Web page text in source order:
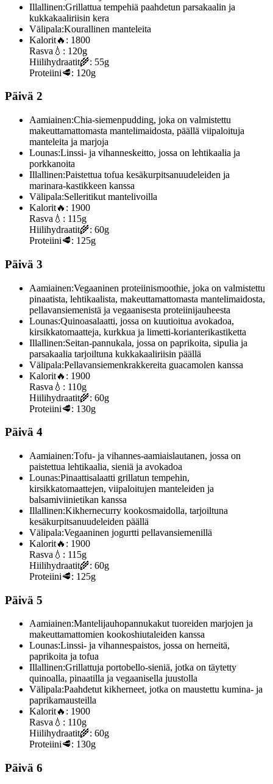
Illallinen:Grillattua tempehiä paahdetun parsakaalin ja
kukkakaaliriisin kera
Välipala:Kourallinen manteleita
Kalorit🔥: 1800
Rasva 💧: 120g
Hiilihydraatit🌾: 55g
Proteiini🥩: 120g
Päivä 2
Aamiainen:Chia-siemenpudding, joka on valmistettu
makeuttamattomasta mantelimaidosta, päällä viipaloituja
manteleita ja marjoja
Lounas:Linssi- ja vihanneskeitto, jossa on lehtikaalia ja
porkkanoita
Illallinen:Paistettua tofua kesäkurpitsanuudeleiden ja
marinara-kastikkeen kanssa
Välipala:Selleritikut mantelivoilla
Kalorit🔥: 1900
Rasva 💧: 115g
Hiilihydraatit🌾: 60g
Proteiini🥩: 125g
Päivä 3
Aamiainen:Vegaaninen proteiinismoothie, joka on valmistettu
pinaatista, lehtikaalista, makeuttamattomasta mantelimaidosta,
pellavansiemenistä ja vegaanisesta proteiinijauheesta
Lounas:Quinoasalaatti, jossa on kuutioitua avokadoa,
kirsikkatomaatteja, kurkkua ja limetti-korianterikastiketta
Illallinen:Seitan-pannukala, jossa on paprikoita, sipulia ja
parsakaalia tarjoiltuna kukkakaaliriisin päällä
Välipala:Pellavansiemenkrakkereita guacamolen kanssa
Kalorit🔥: 1900
Rasva 💧: 110g
Hiilihydraatit🌾: 60g
Proteiini🥩: 130g
Päivä 4
Aamiainen:Tofu- ja vihannes-aamiaislautanen, jossa on
paistettua lehtikaalia, sieniä ja avokadoa
Lounas:Pinaattisalaatti grillatun tempehin,
kirsikkatomaattejen, viipaloitujen manteleiden ja
balsamiviinietikan kanssa
Illallinen:Kikhernecurry kookosmaidolla, tarjoiltuna
kesäkurpitsanuudeleiden päällä
Välipala:Vegaaninen jogurtti pellavansiemenillä
Kalorit🔥: 1900
Rasva 💧: 115g
Hiilihydraatit🌾: 60g
Proteiini🥩: 125g
Päivä 5
Aamiainen:Mantelijauhopannukakut tuoreiden marjojen ja
makeuttamattomien kookoshiutaleiden kanssa
Lounas:Linssi- ja vihannespaistos, jossa on herneitä,
paprikoita ja tofua
Illallinen:Grillattuja portobello-sieniä, jotka on täytetty
quinoalla, pinaatilla ja vegaanisella juustolla
Välipala:Paahdetut kikherneet, jotka on maustettu kumina- ja
paprikamausteilla
Kalorit🔥: 1900
Rasva 💧: 110g
Hiilihydraatit🌾: 60g
Proteiini🥩: 130g
Päivä 6